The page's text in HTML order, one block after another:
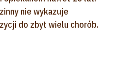
nie wykazuje
do zbyt wielu chorób.